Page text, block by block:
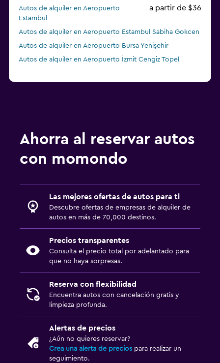
Autos de alquiler en Aeropuerto
Estambul
a partir de $36
Autos de alquiler en Aeropuerto Estambul Sabiha Gokcen
Autos de alquiler en Aeropuerto Bursa Yenişehir
Autos de alquiler en Aeropuerto İzmit Cengiz Topel
Ahorra al reservar autos
con momondo
Las mejores ofertas de autos para ti
Descubre ofertas de empresas de alquiler de
autos en más de 70,000 destinos.
Precios transparentes
Consulta el precio total por adelantado para
que no haya sorpresas.
Reserva con flexibilidad
Encuentra autos con cancelación gratis y
limpieza profunda.
Alertas de precios
¿Aún no quieres reservar?
Crea una alerta de precios para realizar un
seguimiento.